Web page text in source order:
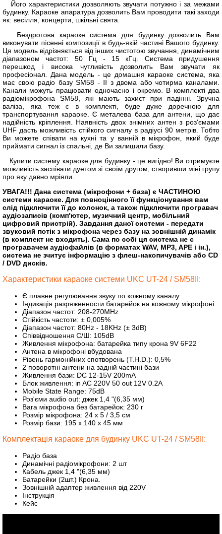
Його характеристики дозволяють звучати потужно і за межами
будинку. Караоке апаратура дозволить Вам проводити такі заходи
як: весілля, концерти, шкільні свята.
Бездротова караоке система для будинку дозволить Вам
виконувати пісенні композиції в будь-якій частині Вашого будинку.
Ця модель відрізняється від інших чистотою звучання, динамічним
діапазоном частот: 50 Гц - 15 кГц. Система придушення
перешкод і висока чутливість дозволить Вам звучати як
професіонал. Дана модель - це домашня караоке система, яка
має свою радіо базу SM58 - II з двома або чотирма каналами.
Канали можуть працювати одночасно і окремо. В комплекті два
радіомікрофона SM58, які мають захист при падінні. Зручна
валіза, яка теж є в комплекті, буде дуже доречною для
транспортування караоке. Є металева база для антени, що дає
надійність кріплення. Наявність двох знімних антен з роз'ємами
UHF дасть можливість стійкого сигналу в радіусі 90 метрів. Тобто
Ви можете співати на кухні та у ванній в мікрофон, який буде
приймати сигнал із спальні, де Ви залишили базу.
Купити систему караоке для будинку - це вигідно! Ви отримуєте
можливість заспівати дуетом зі своїм другом, створивши міні групу
про яку давно мріяли.
УВАГА!!! Дана система (мікрофони + база) є ЧАСТИНОЮ
системи караоке. Для повноцінного її функціонування вам
слід підключити її до колонок, а також підключити програвач
аудіозаписів (комп'ютер, музичний центр, мобільний
цифровий пристрій). Завдання даної системи - передати
звуковий потік з мікрофона через базу на зовнішній динамік
(в комплект не входить). Сама по собі ця система не є
програвачем аудіофайлів (в форматах WAV, MP3, APE і ін.),
система не зчитує інформацію з флеш-накопичувачів або CD
/ DVD дисків.
Характеристики караоке системи UKC UT-24 / SM58II:
Є плавне регулювання звуку по кожному каналу
Індикація разряженности батарейок на кожному мікрофоні
Діапазон частот: 208-270MHz
Стійкість частоти: ± 0,005%
Діапазон частот: 80Hz - 18KHz (± 3dB)
Співвідношення С/Ш: 105dB
Живлення мікрофона: батарейка типу крона 9V 6F22
Антена в мікрофоні вбудована
Рівень гармонійних спотворень (T.H.D.): 0,5%
2 поворотні антени на задній частині бази
Живлення бази: DC 12-15V 200mA
Блок живлення: in AC 220V 50 out 12V 0.2A
Mobile State Range: 75dB
Роз'єми audio out: джек 1,4 "(6,35 мм)
Вага мікрофона без батарейок: 230 г
Розмір мікрофона: 24 x 5 / 3,5 см
Розмір бази: 195 x 140 x 45 мм
Комплектація караоке для будинку UKC UT-24 / SM58II:
Радіо база
Динамічні радіомікрофони: 2 шт
Кабель джек 1,4 "(6,35 мм)
Батарейки (2шт.) Крона.
Зовнішній адаптер живлення від 220V
Інструкція
Кейс